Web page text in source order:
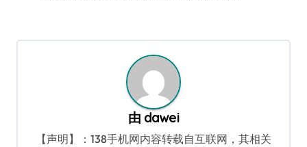
由 dawei
【声明】：138手机网内容转载自互联网，其相关